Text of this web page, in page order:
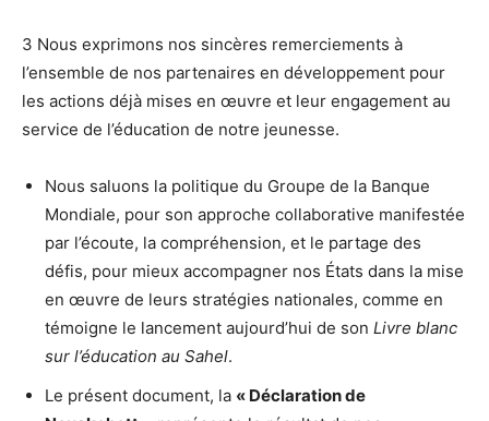
3 Nous exprimons nos sincères remerciements à
l’ensemble de nos partenaires en développement pour
les actions déjà mises en œuvre et leur engagement au
service de l’éducation de notre jeunesse.
Nous saluons la politique du Groupe de la Banque
Mondiale, pour son approche collaborative manifestée
par l’écoute, la compréhension, et le partage des
défis, pour mieux accompagner nos États dans la mise
en œuvre de leurs stratégies nationales, comme en
témoigne le lancement aujourd’hui de son Livre blanc
sur l’éducation au Sahel.
Le présent document, la « Déclaration de